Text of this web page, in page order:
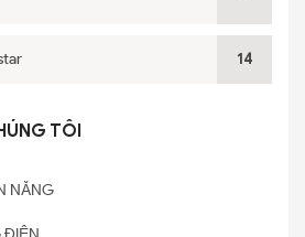
14
TÔI
NĂNG